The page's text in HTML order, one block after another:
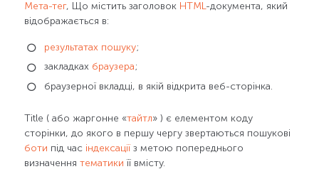
Мета-тег, Що містить заголовок HTML-документа, який
відображається в:
результатах пошуку;
закладках браузера;
браузерної вкладці, в якій відкрита веб-сторінка.
Title ( або жаргонне «тайтл» ) є елементом коду
сторінки, до якого в першу чергу звертаються пошукові
боти під час індексаціїз метою попереднього
визначення тематики її вмісту.